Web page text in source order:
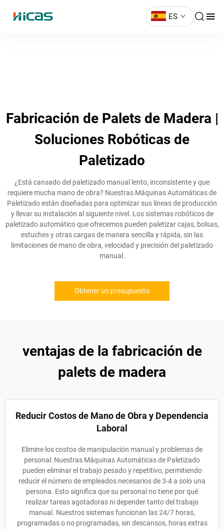
ES
Fabricación de Palets de Madera |
Soluciones Robóticas de
Paletizado
¿Está cansado del paletizado manual lento, inconsistente y que
requiere mucha mano de obra? Nuestras Máquinas Automáticas de
Paletizado están diseñadas para optimizar sus líneas de producción
y llevar su instalación al siguiente nivel. Los sistemas robóticos de
paletizado automático que ofrecemos pueden paletizar cajas, bolsas,
estuches y otras cargas de manera sencilla y rápida, sin las
limitaciones de mano de obra, velocidad y precisión del paletizado
manual.
Obtener un presupuesto
ventajas de la fabricación de
palets de madera
Reducir Costos de Mano de Obra y Dependencia
Laboral
Elimine los costos de manipulación manual y problemas de
personal: Nuestras Máquinas Automáticas de Paletizado
pueden eliminar el trabajo pesado y repetitivo, permitiendo
reducir el número de empleados necesarios de 3-4 a solo una
persona. Esto significa que su personal no tiene por qué
realizar tareas agotadoras ni depender tanto del trabajo
manual. Nuestros sistemas funcionan las 24/7 horas,
programadas o no programadas, sin descansos, horas extras